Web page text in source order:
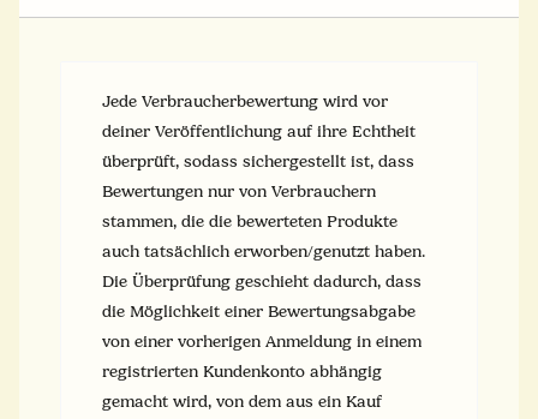
Jede Verbraucherbewertung wird vor
deiner Veröffentlichung auf ihre Echtheit
überprüft, sodass sichergestellt ist, dass
Bewertungen nur von Verbrauchern
stammen, die die bewerteten Produkte
auch tatsächlich erworben/genutzt haben.
Die Überprüfung geschieht dadurch, dass
die Möglichkeit einer Bewertungsabgabe
von einer vorherigen Anmeldung in einem
registrierten Kundenkonto abhängig
gemacht wird, von dem aus ein Kauf